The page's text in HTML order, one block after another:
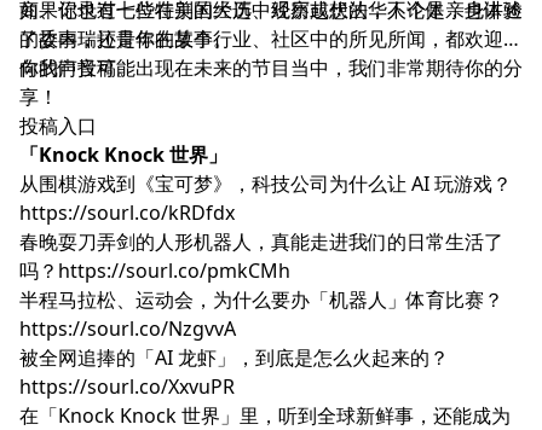
商、记录过七位在美国大选中经历起伏的华人个体，也讲述
了委内瑞拉青年的故事。
如果你也有一些特别的经历、观察或想法，不论是亲身体验
的故事，还是你在某个行业、社区中的所见所闻，都欢迎你
向我们投稿。
你的声音可能出现在未来的节目当中，我们非常期待你的分
享！
投稿入口
「Knock Knock 世界」
从围棋游戏到《宝可梦》，科技公司为什么让 AI 玩游戏？
https://sourl.co/kRDfdx
春晚耍刀弄剑的人形机器人，真能走进我们的日常生活了
吗？ https://sourl.co/pmkCMh
半程马拉松、运动会，为什么要办「机器人」体育比赛？
https://sourl.co/NzgvvA
被全网追捧的「AI 龙虾」，到底是怎么火起来的？
https://sourl.co/XxvuPR
在「Knock Knock 世界」里，听到全球新鲜事，还能成为